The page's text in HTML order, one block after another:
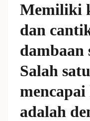
Memiliki
dan
dambaan
Salah
adalah